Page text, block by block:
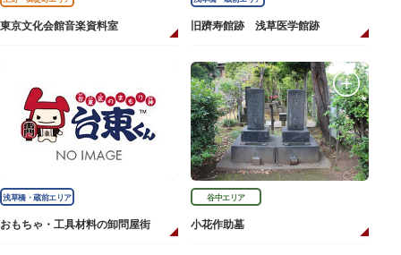
東京文化会館音楽資料室 旧躋寿館跡 浅草医学館跡
浅草橋・蔵前エリア
おもちゃ・工具材料の卸問屋街
谷中エリア
小花作助墓